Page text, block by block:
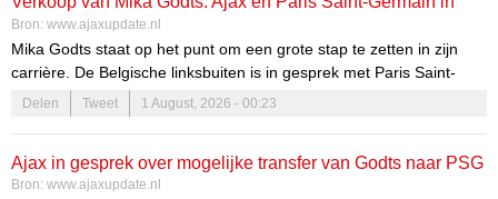
onderhandeling
Bron: www.ajaxupdate.nl
Mika Godts staat op het punt om een grote stap te zetten in zijn
carrière. De Belgische linksbuiten is in gesprek met Paris Saint-
Germain (PSG) en de transferdetails worden steeds duidelijker.
Deze onderhandelingen zijn niet alleen belangrijk voor Godts, maar
gevolgen van deze mogelijke transfer.
Delen Tweet 1 August, 2026 - 00:23
Ajax in gesprek over mogelijke transfer van Godts naar PSG
Bron: www.ajaxupdate.nl